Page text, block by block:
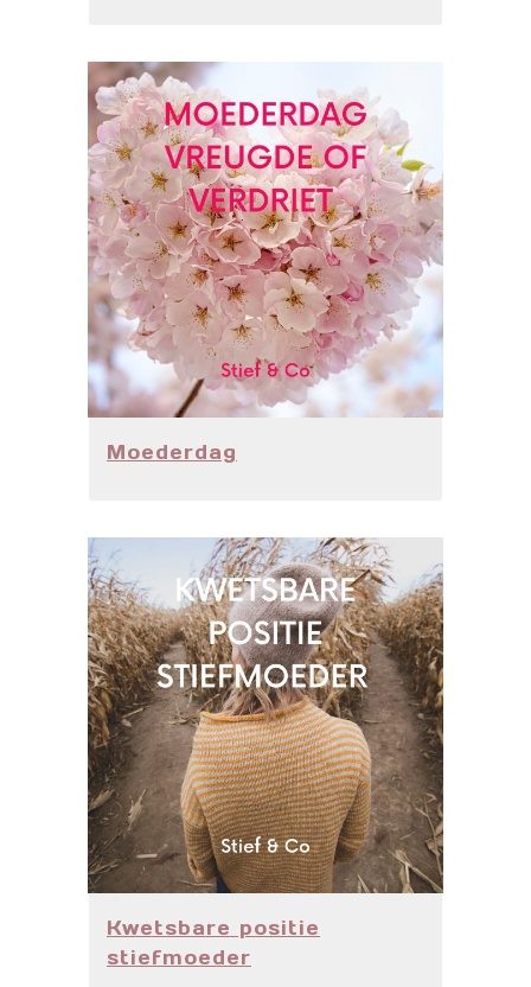
Moederdag
Kwetsbare positie
stiefmoeder